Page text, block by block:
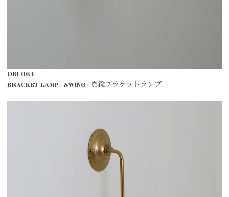
OBL064
BRACKET LAMP - SWING / 真鍮ブラケットランプ